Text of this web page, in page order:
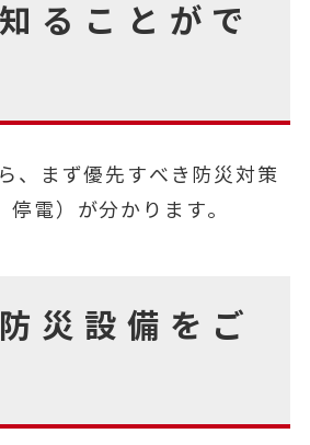
ることがで
、まず優先すべき防災対策
停電）が分かります。
災設備をご